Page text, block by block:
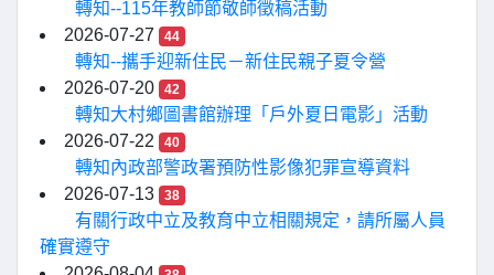
轉知--115年教師節敬師徵稿活動
2026-07-27
44
轉知--攜手迎新住民－新住民親子夏令營
2026-07-20
42
轉知大村鄉圖書館辦理「戶外夏日電影」活動
2026-07-22
40
轉知內政部警政署預防性影像犯罪宣導資料
2026-07-13
38
有關行政中立及教育中立相關規定，請所屬人員
確實遵守